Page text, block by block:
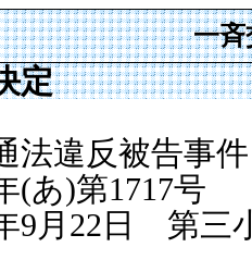
一斉
定
法違反被告事件
(あ)第1717号
9月22日 第